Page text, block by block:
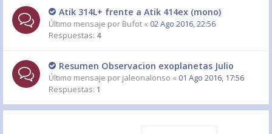
Atik 314L+ frente a Atik 414ex (mono)
Último mensaje por Bufot « 02 Ago 2016, 22:56
Respuestas: 4
Resumen Observacion exoplanetas Julio
Último mensaje por jaleonalonso « 01 Ago 2016, 17:56
Respuestas: 1